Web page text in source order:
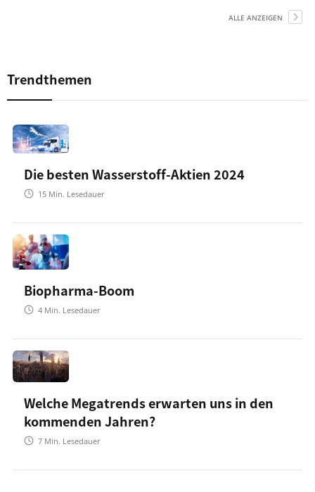
ALLE ANZEIGEN
Trendthemen
Die besten Wasserstoff-Aktien 2024
15 Min. Lesedauer
Biopharma-Boom
4 Min. Lesedauer
Welche Megatrends erwarten uns in den
kommenden Jahren?
7 Min. Lesedauer